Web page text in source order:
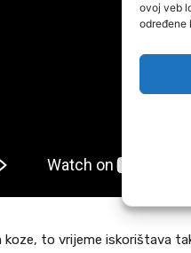
ovoj veb
određene
koze, to vrijeme iskorištava